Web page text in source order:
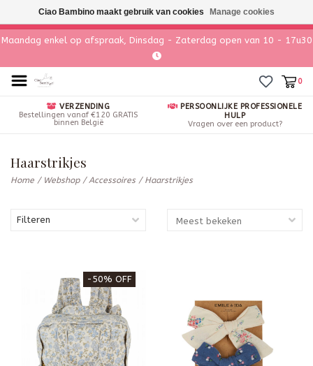
Maandag enkel op afspraak, Dinsdag - Zaterdag open van 10 - 17u30
0
VERZENDING
Bestellingen vanaf €120 GRATIS
binnen België
PERSOONLIJKE PROFESSIONELE
HULP
Vragen over een product?
Haarstrikjes
Home / Webshop/Accessoires/ Haarstrikjes
Filteren
-50% OFF
Ciao Bambino maakt gebruik van cookies Manage cookies